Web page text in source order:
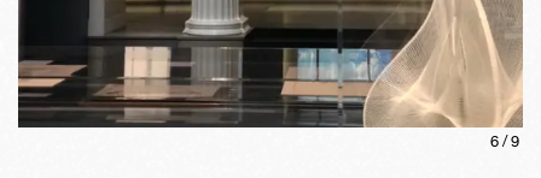
6 /9